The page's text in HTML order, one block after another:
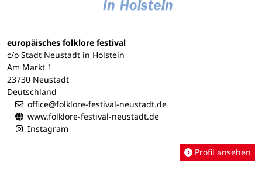
europäisches folklore festival
c/o Stadt Neustadt in Holstein
Am Markt 1
23730 Neustadt
Deutschland
office@folklore-festival-neustadt.de
www.folklore-festival-neustadt.de
Instagram
Profil ansehen